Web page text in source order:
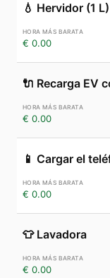
💧 Hervidor (1 L)
€ 0.00
🔌 Recarga EV
€ 0.00
📱 Cargar el
€ 0.00
👕 Lavadora
€ 0.00